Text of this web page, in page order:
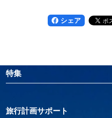
シェア
特集
旅行計画サポート